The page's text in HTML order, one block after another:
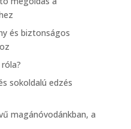
és biztonságos
sokoldalú edzés
magánóvodánkban, a